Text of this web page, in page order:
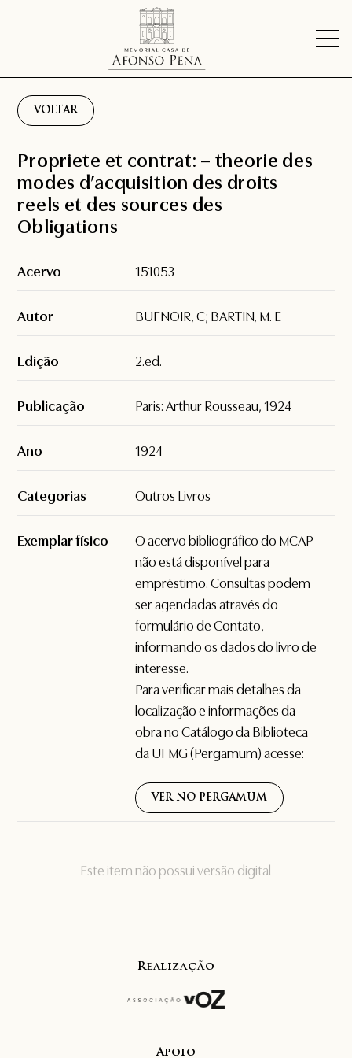
VOLTAR
Este item não possui versão digital
Propriete et contrat: – theorie des
modes d’acquisition des droits
reels et des sources des
Obligations
Acervo 151053
Autor BUFNOIR, C; BARTIN, M. E
Edição 2.ed.
Publicação Paris: Arthur Rousseau, 1924
Ano 1924
Categorias Outros Livros
Exemplar físico
O acervo bibliográfico do MCAP
não está disponível para
empréstimo. Consultas podem
ser agendadas através do
formulário deContato,
informando os dados do livro de
interesse.
Para verificar mais detalhes da
localização e informações da
obra no Catálogo da Biblioteca
da UFMG (Pergamum) acesse:
VER NO PERGAMUM
Realização
Apoio